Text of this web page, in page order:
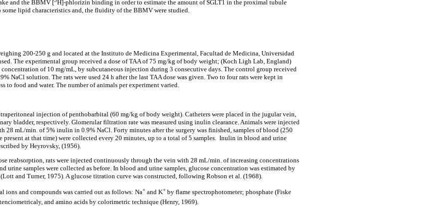
and the BBMV [ H]-phlorizin binding in order to estimate the amount of SGLT1 in the proximal tubule
some lipid characteristics and, the fluidity of the BBMV were studied.
200-250 g and located at the Instituto de Medicina Experimental, Facultad de Medicina, Universidad
The experimental group received a dose of TAA of 75 mg/kg of body weight; (Koch Ligh Lab, England)
of 10 mg/mL, by subcutaneous injection during 3 consecutive days. The control group received
NaCl solution. The rats were used 24 h after the last TAA dose was given. Two to four rats were kept in
to food and water. The number of animals per experiment varied.
injection of penthobarbital (60 mg/kg of body weight). Catheters were placed in the jugular vein,
bladder, respectively. Glomerular filtration rate was measured using inulin clearance. Animals were injected
28 mL/min. of 5% inulin in 0.9% NaCl. Forty minutes after the surgery was finished, samples of blood (250
present at that time) were collected every 20 minutes, up to a total of 5 samples. Inulin in blood and urine
by Heyrovsky, (1956).
reabsorption, rats were injected continuously through the vein with 28 mL/min. of increasing concentrations
urine samples were collected as before. In blood and urine samples, glucose concentration was estimated by
and Turner, 1975). A glucose titration curve was constructed, following Robson et al. (1968).
ions and compounds was carried out as follows: Na+ and K+ by flame spectrophotometer; phosphate (Fiske
and amino acids by colorimetric technique (Henry, 1969).